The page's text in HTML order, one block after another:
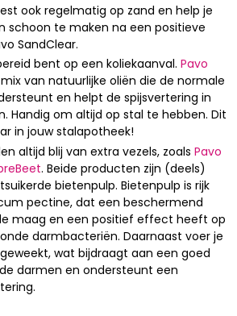
ook regelmatig op zand en help je
schoon te maken na een positieve
SandClear.
bent op een koliekaanval. Pavo
van natuurlijke oliën die de normale
en helpt de spijsvertering in
Handig om altijd op stal te hebben. Dit
in jouw stalapotheek!
altijd blij van extra vezels, zoals Pavo
. Beide producten zijn (deels)
bietenpulp. Bietenpulp is rijk
pectine, dat een beschermend
maag en een positief effect heeft op
darmbacteriën. Daarnaast voer je
wat bijdraagt aan een goed
darmen en ondersteunt een